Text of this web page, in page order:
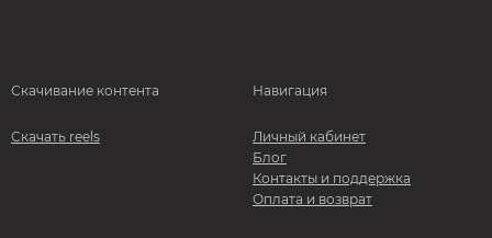
Скачивание контента
Скачать reels
Навигация
Личный кабинет
Блог
Контакты и поддержка
Оплата и возврат